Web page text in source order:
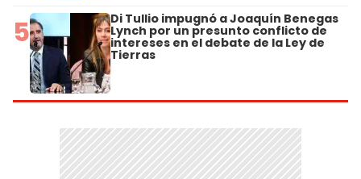
5 Di Tullio impugnó a Joaquín Benegas
Lynch por un presunto conflicto de
intereses en el debate de la Ley de
Tierras